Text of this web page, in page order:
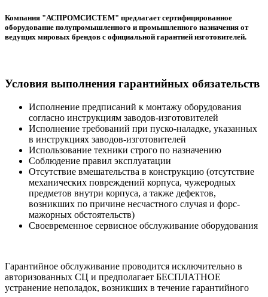
Компания "АСПРОМСИСТЕМ" предлагает сертифицированное
оборудование полупромышленного и промышленного назначения от
ведущих мировых брендов с официальной гарантией изготовителей.
Условия выполнения гарантийных обязательств
Исполнение предписаний к монтажу оборудования
согласно инструкциям заводов-изготовителей
Исполнение требований при пуско-наладке, указанных
в инструкциях заводов-изготовителей
Использование техники строго по назначению
Соблюдение правил эксплуатации
Отсутствие вмешательства в конструкцию (отсутствие
механических повреждений корпуса, чужеродных
предметов внутри корпуса, а также дефектов,
возникших по причине несчастного случая и форс-
мажорных обстоятельств)
Своевременное сервисное обслуживание оборудования
Гарантийное обслуживание проводится исключительно в
авторизованных СЦ и предполагает БЕСПЛАТНОЕ
устранение неполадок, возникших в течение гарантийного